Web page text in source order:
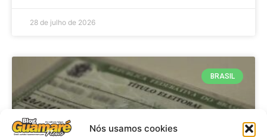
Nós usamos cookies
28 de julho de 2026
BRASIL